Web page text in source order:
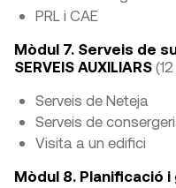
PRL i CAE
Mòdul 7. Serveis de
SERVEIS AUXILIARS
Serveis de Neteja
Serveis de
Visita a un edifici
Mòdul 8. Planificació